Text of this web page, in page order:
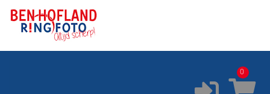
Printservice
Fotocursus✔️Occasions
0